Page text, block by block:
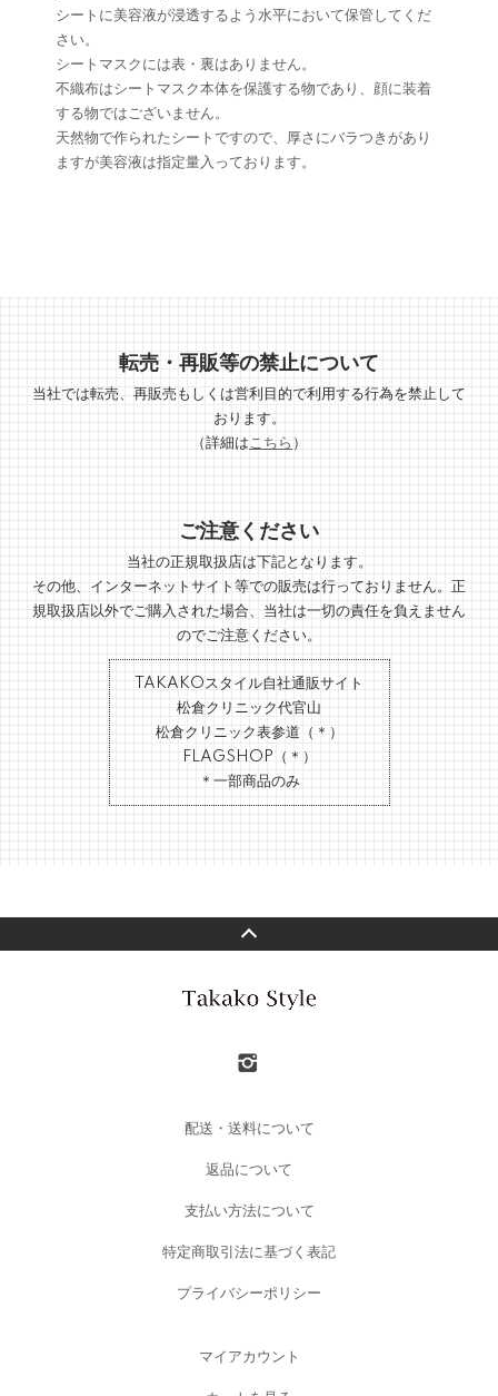
シートに美容液が浸透するよう水平において保管してくだ
さい。
シートマスクには表・裏はありません。
不織布はシートマスク本体を保護する物であり、顔に装着
する物ではございません。
天然物で作られたシートですので、厚さにバラつきがあり
ますが美容液は指定量入っております。
転売・再販等の禁止について
当社では転売、再販売もしくは営利目的で利用する行為を禁止して
おります。
（詳細は こちら ）
ご注意ください
当社の正規取扱店は下記となります。
その他、インターネットサイト等での販売は行っておりません。正
規取扱店以外でご購入された場合、当社は一切の責任を負えません
のでご注意ください。
TAKAKOスタイル自社通販サイト
松倉クリニック代官山
松倉クリニック表参道（＊）
FLAGSHOP（＊）
＊一部商品のみ
配送・送料について
返品について
支払い方法について
特定商取引法に基づく表記
プライバシーポリシー
マイアカウント